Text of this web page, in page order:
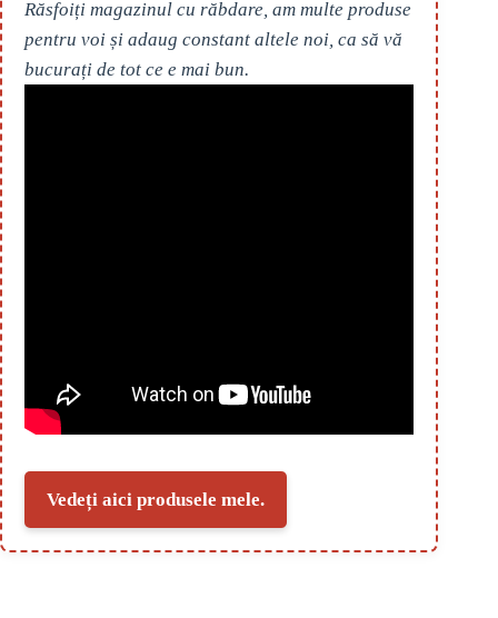
Răsfoiți magazinul cu răbdare, am multe produse
pentru voi și adaug constant altele noi, ca să vă
bucurați de tot ce e mai bun.
Vedeți aici produsele mele.